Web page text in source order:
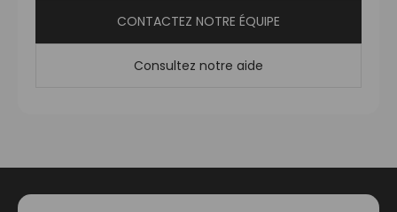
CONTACTEZ NOTRE ÉQUIPE
Consultez notre aide